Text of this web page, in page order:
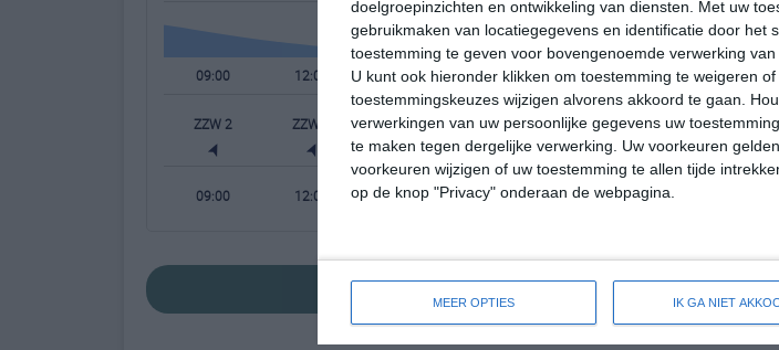
doelgroepinzichten en ontwikkeling van diensten.
Met uw
gebruikmaken van locatiegegevens en identificatie door het
toestemming te geven voor bovengenoemde verwerking
U kunt ook hieronder klikken om toestemming te weigeren
toestemmingskeuzes wijzigen alvorens akkoord te gaan.
verwerkingen van uw persoonlijke gegevens uw
te maken tegen dergelijke verwerking. Uw voorkeuren
voorkeuren wijzigen of uw toestemming te allen tijde
op de knop "Privacy" onderaan de webpagina.
MEER OPTIES IK GA NIET
09:00 12:00 15:00 18:00 21:00 00:00
ZZW 2 ZZW 2 Z 2 ZZO 2 Z 2 ZW 2
09:00 12:00 15:00 18:00 21:00
bekijk de uitgebreide weersverwachting voor Hughes